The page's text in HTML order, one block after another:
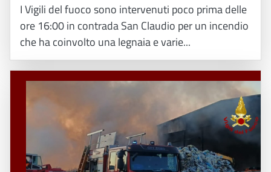
I Vigili del fuoco sono intervenuti poco prima delle
ore 16:00 in contrada San Claudio per un incendio
che ha coinvolto una legnaia e varie...